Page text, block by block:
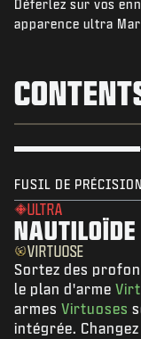
NIEUWS
INLOGGEN|
Déferlez sur vos
apparence ultra
FUSIL DE PRÉCISION
ULTRA
NAUTILOÏDE
VIRTUOSE
Sortez des
le plan d'arme
armes Virtuoses
intégrée.